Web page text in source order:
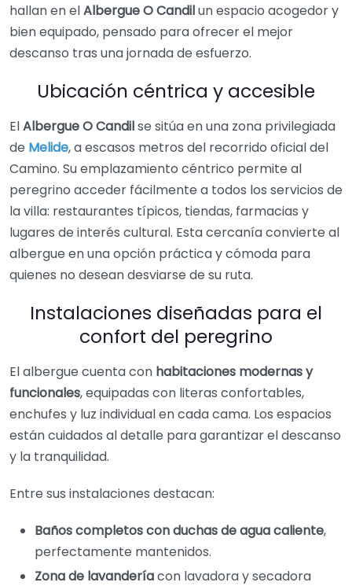
hallan en elAlbergue O Candilun espacio acogedor y
bien equipado, pensado para ofrecer el mejor
descanso tras una jornada de esfuerzo.
Ubicación céntrica y accesible
ElAlbergue O Candilse sitúa en una zona privilegiada
de Melide, a escasos metros del recorrido oficial del
Camino. Su emplazamiento céntrico permite al
peregrino acceder fácilmente a todos los servicios de
la villa: restaurantes típicos, tiendas, farmacias y
lugares de interés cultural. Esta cercanía convierte al
albergue en una opción práctica y cómoda para
quienes no desean desviarse de su ruta.
Instalaciones diseñadas para el
confort del peregrino
El albergue cuenta con habitaciones modernas y
funcionales, equipadas con literas confortables,
enchufes y luz individual en cada cama. Los espacios
están cuidados al detalle para garantizar el descanso
y la tranquilidad.
Entre sus instalaciones destacan:
Baños completos con duchas de agua caliente,
perfectamente mantenidos.
Zona de lavanderíacon lavadora y secadora